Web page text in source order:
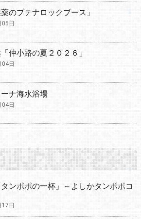
薬のブテナロックブース」
05日
「仲小路の夏２０２６」
日
ナ海水浴場
04日
ンポポの一杯」～よしかタンポポコ
17日